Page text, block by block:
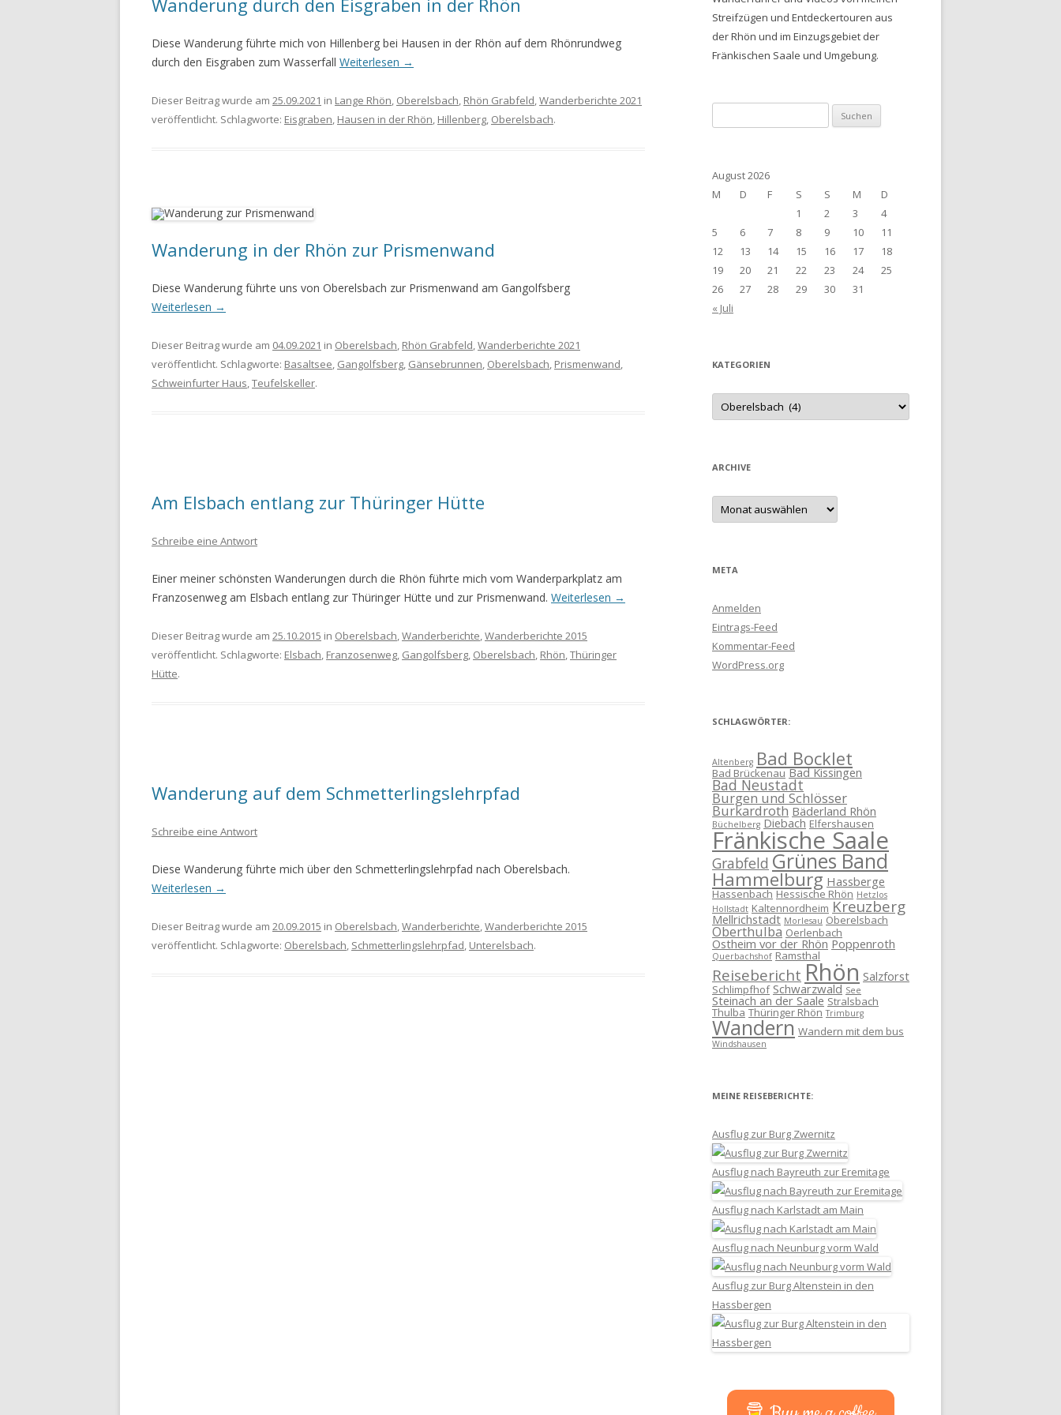
WANDERURLAUB IM OBEREN
Wanderung durch den Eisgraben in der Rhön
Diese Wanderung führte mich von Hillenberg bei Hausen in der Rhön auf dem Rhönrundweg
durch den Eisgraben zum Wasserfall Weiterlesen →
Dieser Beitrag wurde am 25.09.2021 in Lange Rhön, Oberelsbach, Rhön Grabfeld,Wanderberichte 2021
veröffentlicht. Schlagworte: Eisgraben, Hausen in der Rhön, Hillenberg, Oberelsbach.
Wanderung in der Rhön zur Prismenwand
Diese Wanderung führte uns von Oberelsbach zur Prismenwand am Gangolfsberg
Weiterlesen →
Dieser Beitrag wurde am 04.09.2021 in Oberelsbach, Rhön Grabfeld,Wanderberichte 2021
veröffentlicht. Schlagworte: Basaltsee, Gangolfsberg, Gänsebrunnen, Oberelsbach, Prismenwand,
Schweinfurter Haus,Teufelskeller.
Am Elsbach entlang zur Thüringer Hütte
Schreibe eine Antwort
Einer meiner schönsten Wanderungen durch die Rhön führte mich vom Wanderparkplatz am
Franzosenweg am Elsbach entlang zur Thüringer Hütte und zur Prismenwand. Weiterlesen →
Dieser Beitrag wurde am 25.10.2015 in Oberelsbach,Wanderberichte,Wanderberichte 2015
veröffentlicht. Schlagworte: Elsbach, Franzosenweg, Gangolfsberg, Oberelsbach, Rhön,Thüringer
Hütte.
Wanderung auf dem Schmetterlingslehrpfad
Schreibe eine Antwort
Diese Wanderung führte mich über den Schmetterlingslehrpfad nach Oberelsbach.
Weiterlesen →
Dieser Beitrag wurde am 20.09.2015 in Oberelsbach,Wanderberichte,Wanderberichte 2015
veröffentlicht. Schlagworte: Oberelsbach, Schmetterlingslehrpfad, Unterelsbach.
Streifzügen und Entdeckertouren aus
der Rhön und im Einzugsgebiet der
Fränkischen Saale und Umgebung.
nach:
August 2026
M
D F S S M
D
1
2 3
4
5
6 7 8 9 10
11
12
13 14 15 16 17
18
19
20 21 22 23 24
25
26
27 28 29 30
31
« Juli
KATEGORIEN
Kategorien
ARCHIVE
Archive
META
Anmelden
Eintrags-Feed
Kommentar-Feed
WordPress.org
SCHLAGWÖRTER:
Altenberg Bad Bocklet
Bad Brückenau Bad Kissingen
Bad Neustadt
Burgen und Schlösser
Burkardroth Bäderland Rhön
Büchelberg Diebach Elfershausen
Fränkische Saale
Grabfeld Grünes Band
Hammelburg Hassberge
Hassenbach Hessische Rhön Hetzlos
Hollstadt Kaltennordheim Kreuzberg
Mellrichstadt Morlesau Oberelsbach
Oberthulba Oerlenbach
Ostheim vor der Rhön Poppenroth
Querbachshof Ramsthal
ReiseberichtRhön Salzforst
Schlimpfhof Schwarzwald See
Steinach an der Saale Stralsbach
Thulba Thüringer Rhön Trimburg
Wandern Wandern mit dem bus
Windshausen
MEINE REISEBERICHTE:
Ausflug zur Burg Zwernitz
Ausflug nach Bayreuth zur Eremitage
Ausflug nach Karlstadt am Main
Ausflug nach Neunburg vorm Wald
Ausflug zur Burg Altenstein in den
Hassbergen